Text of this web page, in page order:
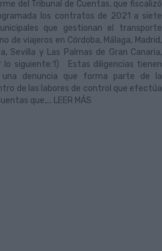
del Tribunal de Cuentas, que fiscalizó
los contratos de 2021 a siete
que gestionan el transporte
de viajeros en Córdoba, Málaga, Madrid,
Sevilla y Las Palmas de Gran Canaria,
lo siguiente:1) Estas diligencias tienen
denuncia que forma parte de la
de las labores de control que efectúa
que,... LEER MÁS